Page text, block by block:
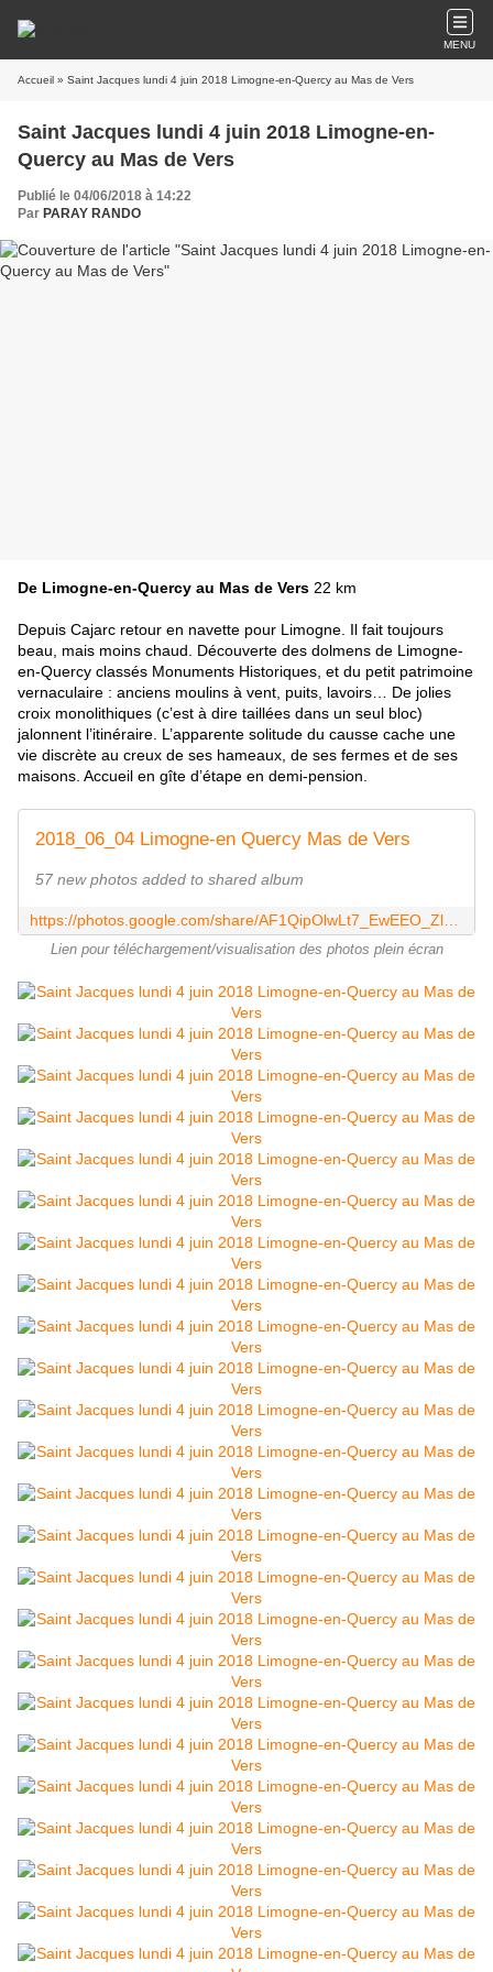
MENU
Accueil » Saint Jacques lundi 4 juin 2018 Limogne-en-Quercy au Mas de Vers
Saint Jacques lundi 4 juin 2018 Limogne-en-
Quercy au Mas de Vers
Publié le 04/06/2018 à 14:22
Par PARAY RANDO
De Limogne-en-Quercy au Mas de Vers 22 km
Depuis Cajarc retour en navette pour Limogne. Il fait toujours
beau, mais moins chaud. Découverte des dolmens de Limogne-
en-Quercy classés Monuments Historiques, et du petit patrimoine
vernaculaire : anciens moulins à vent, puits, lavoirs… De jolies
croix monolithiques (c’est à dire taillées dans un seul bloc)
jalonnent l’itinéraire. L’apparente solitude du causse cache une
vie discrète au creux de ses hameaux, de ses fermes et de ses
maisons. Accueil en gîte d’étape en demi-pension.
2018_06_04 Limogne-en Quercy Mas de Vers
57 new photos added to shared album
Lien pour téléchargement/visualisation des photos plein écran